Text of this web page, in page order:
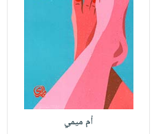
أم ميمي